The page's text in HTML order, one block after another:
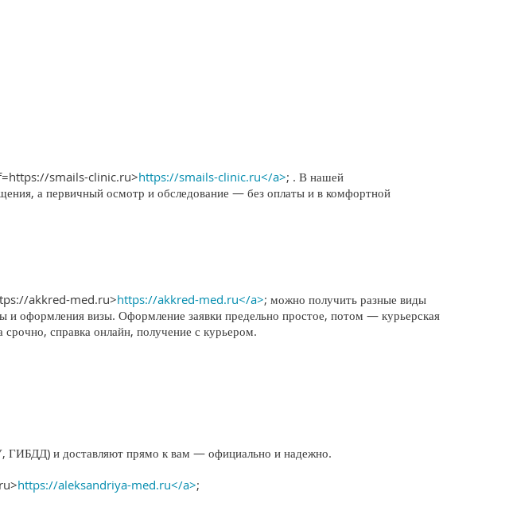
smails-clinic.ru>https://smails-clinic.ru</a>; . В нашей
а первичный осмотр и обследование — без оплаты и в комфортной
akkred-med.ru>https://akkred-med.ru</a>; можно получить разные виды
оформления визы. Оформление заявки предельно простое, потом — курьерская
справка онлайн, получение с курьером.
ГИБДД) и доставляют прямо к вам — официально и надежно.
https://aleksandriya-med.ru</a>;